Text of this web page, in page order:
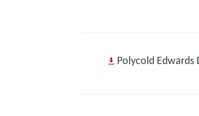
Polycold Edwards